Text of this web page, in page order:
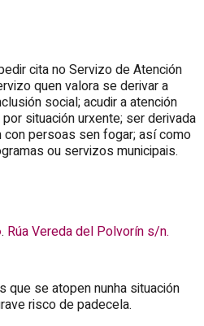
cita no Servizo de Atención
quen valora se derivar a
social; acudir a atención
situación urxente; ser derivada
persoas sen fogar; así como
ou servizos municipais.
. Rúa Vereda del Polvorín s/n.
que se atopen nunha situación
risco de padecela.